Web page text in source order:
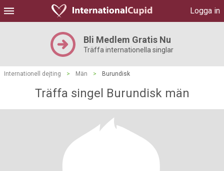
Logga in
Bli Medlem Gratis Nu
Träffa internationella singlar
Internationell dejting > Män > Burundisk
Träffa singel Burundisk män